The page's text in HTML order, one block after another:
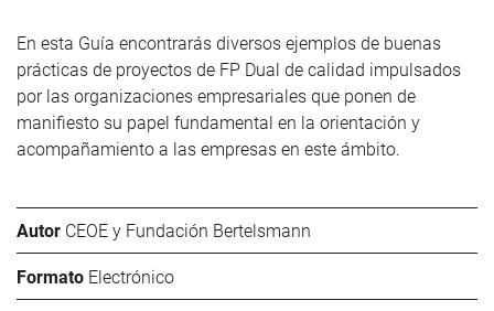
En esta Guía encontrarás diversos ejemplos de buenas
prácticas de proyectos de FP Dual de calidad impulsados
por las organizaciones empresariales que ponen de
manifiesto su papel fundamental en la orientación y
acompañamiento a las empresas en este ámbito.
Autor CEOE y Fundación Bertelsmann
Formato Electrónico